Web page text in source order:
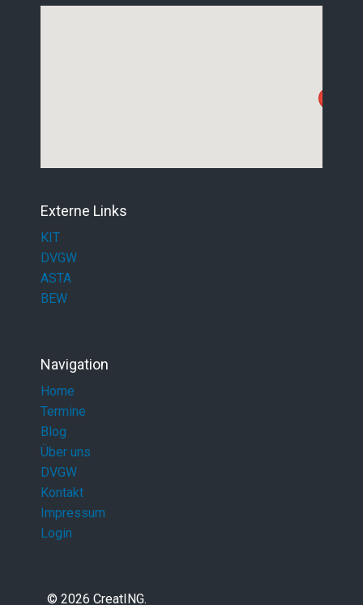
Externe Links
KIT
DVGW
ASTA
BEW
Navigation
Home
Termine
Blog
Über uns
DVGW
Kontakt
Impressum
Login
© 2026 CreatING.